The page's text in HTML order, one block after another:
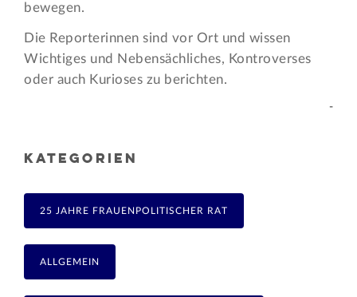
bewegen.
Die Reporterinnen sind vor Ort und wissen
Wichtiges und Nebensächliches, Kontroverses
oder auch Kurioses zu berichten.
-
KATEGORIEN
25 JAHRE FRAUENPOLITISCHER RAT
ALLGEMEIN